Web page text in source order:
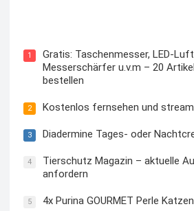
1
Gratis: Taschenmesser, LED-
Messerschärfer u.v.m – 20
bestellen
2 Kostenlos fernsehen und
3 Diadermine Tages- oder
4
Tierschutz Magazin – aktuelle
anfordern
5 4x Purina GOURMET Perle